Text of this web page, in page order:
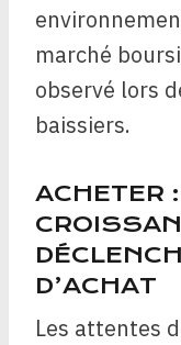
marché
observé lors
baissiers.
ACHETER
D’ACHAT
Les attentes